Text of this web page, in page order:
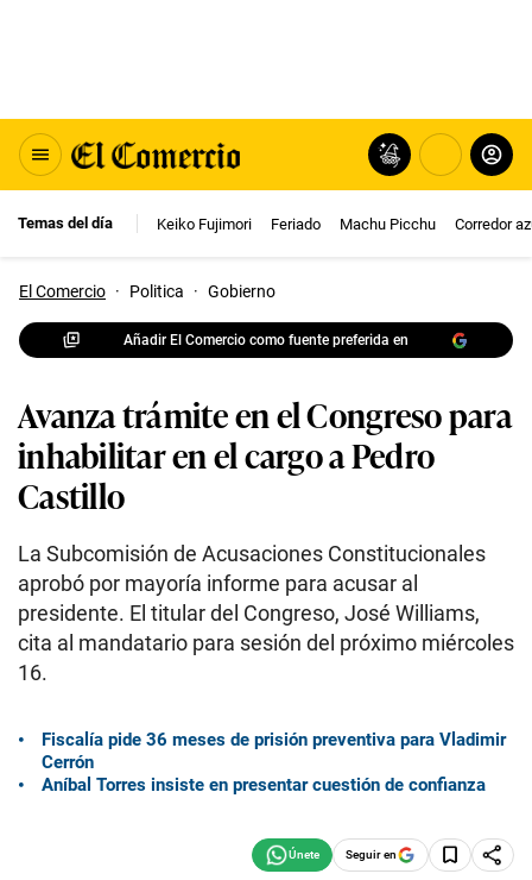
Temas del día Keiko Fujimori Feriado Machu Picchu Corredor
El Comercio · Politica · Gobierno
Añadir El Comercio como fuente preferida en
Avanza trámite en el Congreso para
inhabilitar en el cargo a Pedro
Castillo
La Subcomisión de Acusaciones Constitucionales
aprobó por mayoría informe para acusar al
presidente. El titular del Congreso, José Williams,
cita al mandatario para sesión del próximo miércoles
16.
Fiscalía pide 36 meses de prisión preventiva para Vladimir
Cerrón
Aníbal Torres insiste en presentar cuestión de confianza
Seguir en